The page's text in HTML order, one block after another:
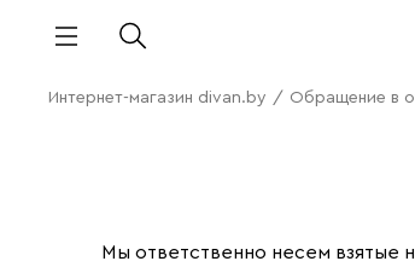
Интернет-магазин divan.by / Обращение в
Мы ответственно несем взятые